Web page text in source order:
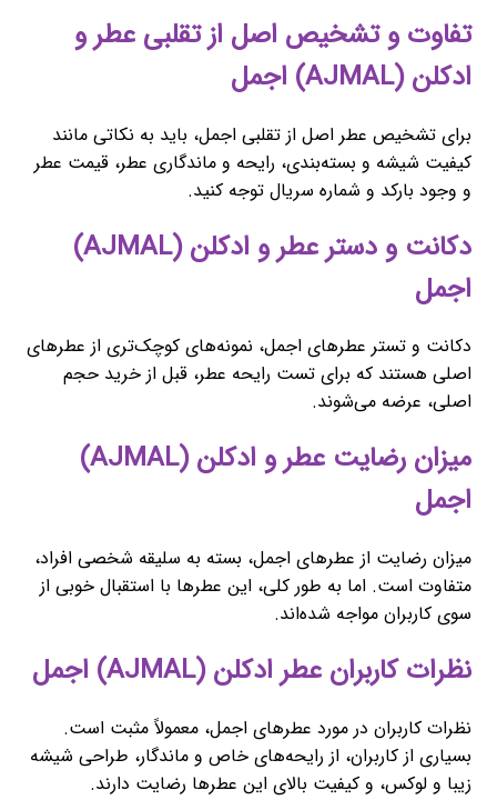
تفاوت و تشخیص اصل از تقلبی عطر و
ادکلن (AJMAL) اجمل
برای تشخیص عطر اصل از تقلبی اجمل، باید به نکاتی مانند
کیفیت شیشه و بسته‌بندی، رایحه و ماندگاری عطر، قیمت عطر
و وجود بارکد و شماره سریال توجه کنید.
دکانت و دستر عطر و ادکلن (AJMAL)
اجمل
دکانت و تستر عطرهای اجمل، نمونه‌های کوچک‌تری از عطرهای
اصلی هستند که برای تست رایحه عطر، قبل از خرید حجم
اصلی، عرضه می‌شوند.
میزان رضایت عطر و ادکلن (AJMAL)
اجمل
میزان رضایت از عطرهای اجمل، بسته به سلیقه شخصی افراد،
متفاوت است. اما به طور کلی، این عطرها با استقبال خوبی از
سوی کاربران مواجه شده‌اند.
نظرات کاربران عطر ادکلن (AJMAL) اجمل
نظرات کاربران در مورد عطرهای اجمل، معمولاً مثبت است.
بسیاری از کاربران، از رایحه‌های خاص و ماندگار، طراحی شیشه
زیبا و لوکس، و کیفیت بالای این عطرها رضایت دارند.